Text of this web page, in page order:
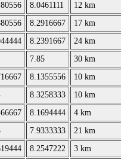
8.0461111
12 km
8.2916667
17 km
8.2391667
24 km
7.85
30 km
8.1355556
10 km
8.3258333
10 km
8.1694444
4 km
7.9333333
21 km
8.2547222
3 km